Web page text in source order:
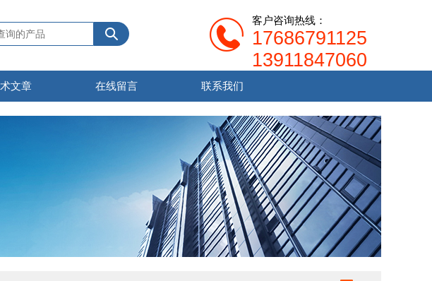
客户咨询热线：
17686791125
13911847060
文章 在线留言 联系我们